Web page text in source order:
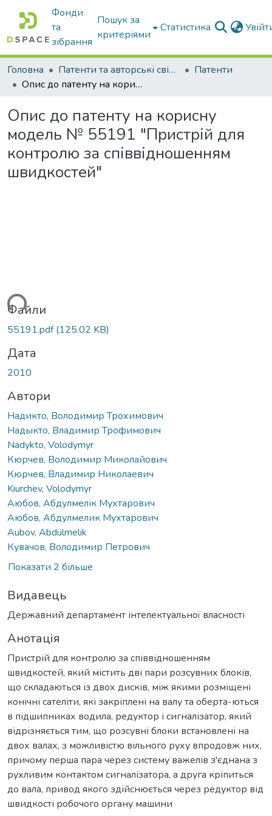
Фонди
та
зібрання
Пошук за
критеріями
Статистика
Головна Патенти та авторські свідоцтва
Патенти
Опис до патенту на корисну модель № 55191 "Пристрій для контролю за співвідношенням швидкостей"
Опис до патенту на корисну
модель № 55191 "Пристрій для
контролю за співвідношенням
швидкостей"
Файли
55191.pdf(125.02 KB)
Дата
2010
Автори
Надикто, Володимир Трохимович
Надыкто, Владимир Трофимович
Nadykto, Volodymyr
Кюрчев, Володимир Миколайович
Кюрчев, Владимир Николаевич
Kiurchev, Volodymyr
Аюбов, Абдулмелік Мухтарович
Аюбов, Абдулмелик Мухтарович
Aubov, Abdulmelik
Кувачов, Володимир Петрович
Показати 2 більше
Видавець
Державний департамент інтелектуальної власності
Анотація
Пристрій для контролю за співвідношенням
швидкостей, який містить дві пари розсувних блоків,
що складаються із двох дисків, між якими розміщені
конічні сателіти, які закріплені на валу та оберта-ються
в підшипниках водила, редуктор і сигналізатор, який
відрізняється тим, що розсувні блоки встановлені на
двох валах, з можливістю вільного руху впродовж них,
причому перша пара через систему важелів з'єднана з
рухливим контактом сигналізатора, а друга кріпиться
до вала, привод якого здійснюється через редуктор від
швидкості робочого органу машини